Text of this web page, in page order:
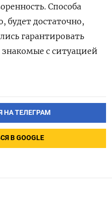
Способа
будет достаточно,
гарантировать
знакомые с ситуацией
НА ТЕЛЕГРАМ
В GOOGLE